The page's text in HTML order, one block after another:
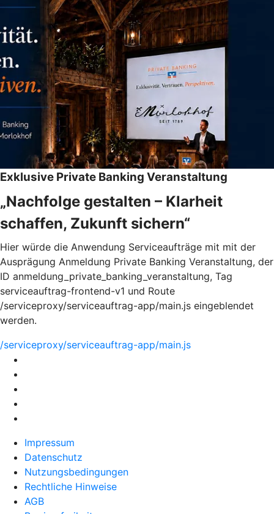
Exklusive Private Banking Veranstaltung
„Nachfolge gestalten – Klarheit
schaffen, Zukunft sichern“
Hier würde die Anwendung Serviceaufträge mit mit der
Ausprägung Anmeldung Private Banking Veranstaltung, der
ID anmeldung_private_banking_veranstaltung, Tag
serviceauftrag-frontend-v1 und Route
/serviceproxy/serviceauftrag-app/main.js eingeblendet
werden.
/serviceproxy/serviceauftrag-app/main.js
Impressum
Datenschutz
Nutzungsbedingungen
Rechtliche Hinweise
AGB